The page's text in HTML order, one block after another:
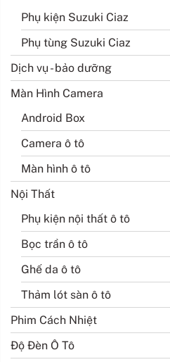
Phụ kiện Suzuki Ciaz
Phụ tùng Suzuki Ciaz
Dịch vụ - bảo dưỡng
Màn Hình Camera
Android Box
Camera ô tô
Màn hình ô tô
Nội Thất
Phụ kiện nội thất ô tô
Bọc trần ô tô
Ghế da ô tô
Thảm lót sàn ô tô
Phim Cách Nhiệt
Độ Đèn Ô Tô